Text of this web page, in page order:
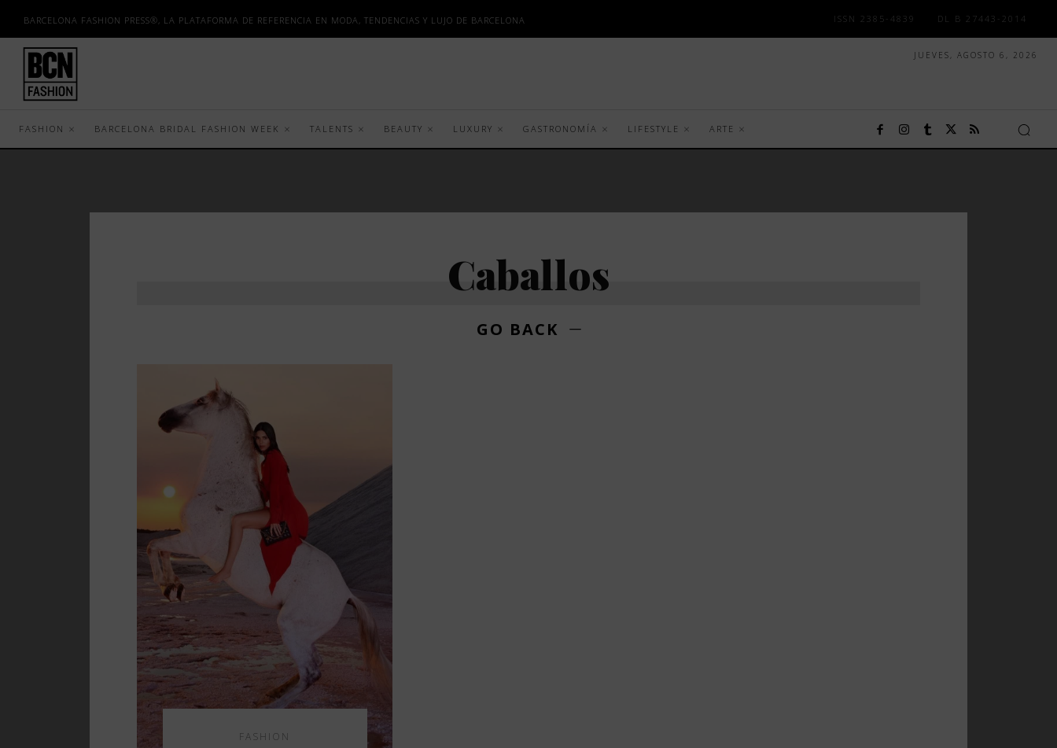
BARCELONA FASHION PRESS®, LA PLATAFORMA DE REFERENCIA EN MODA, TENDENCIAS Y LUJO DE BARCELONA ISSN 2385-4839 DL B 27443-2014
JUEVES, AGOSTO 6, 2026
FASHION BARCELONA BRIDAL FASHION WEEK TALENTS BEAUTY LUXURY GASTRONOMÍA LIFESTYLE ARTE
Caballos
GO BACK
FASHION